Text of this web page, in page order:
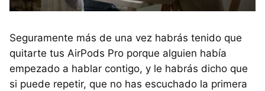
Seguramente más de una vez habrás tenido que
quitarte tus AirPods Pro porque alguien había
empezado a hablar contigo, y le habrás dicho que
si puede repetir, que no has escuchado la primera